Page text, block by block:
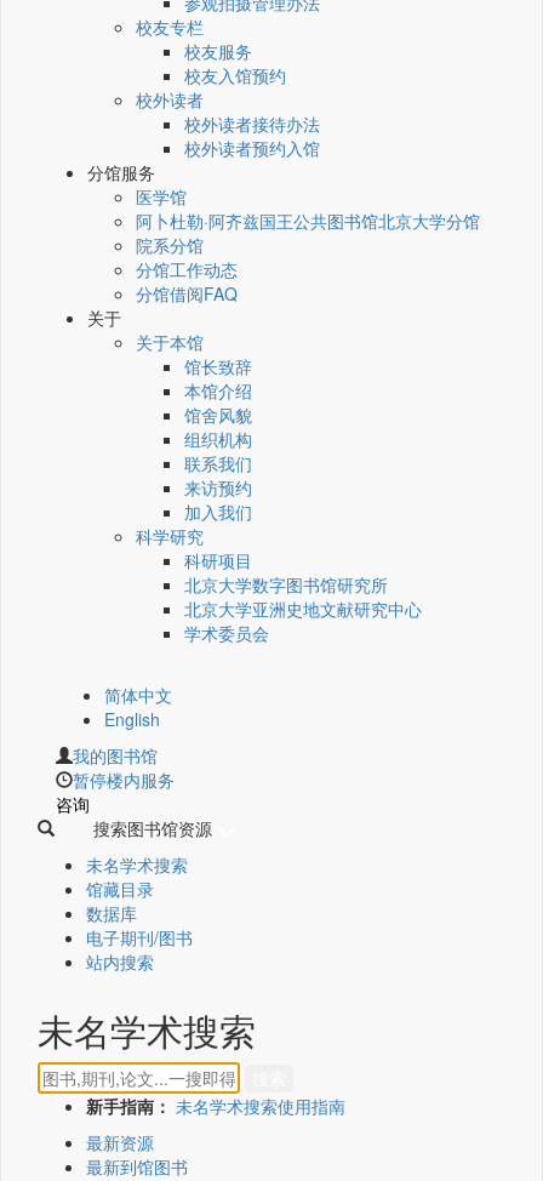
校友专栏
校友服务
校友入馆预约
校外读者
校外读者接待办法
校外读者预约入馆
分馆服务
医学馆
阿卜杜勒·阿齐兹国王公共图书馆北京大学分馆
院系分馆
分馆工作动态
分馆借阅FAQ
关于
关于本馆
馆长致辞
本馆介绍
馆舍风貌
组织机构
联系我们
来访预约
加入我们
科学研究
科研项目
北京大学数字图书馆研究所
北京大学亚洲史地文献研究中心
学术委员会
简体中文
English
我的图书馆
暂停楼内服务
咨询
搜索图书馆资源
未名学术搜索
馆藏目录
数据库
电子期刊/图书
站内搜索
未名学术搜索
新手指南： 未名学术搜索使用指南
最新资源
最新到馆图书